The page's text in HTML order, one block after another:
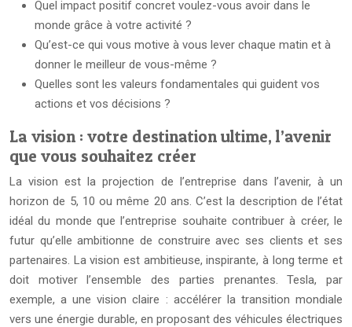
Quel impact positif concret voulez-vous avoir dans le
monde grâce à votre activité ?
Qu’est-ce qui vous motive à vous lever chaque matin et à
donner le meilleur de vous-même ?
Quelles sont les valeurs fondamentales qui guident vos
actions et vos décisions ?
La vision : votre destination ultime, l’avenir
que vous souhaitez créer
La vision est la projection de l’entreprise dans l’avenir, à un
horizon de 5, 10 ou même 20 ans. C’est la description de l’état
idéal du monde que l’entreprise souhaite contribuer à créer, le
futur qu’elle ambitionne de construire avec ses clients et ses
partenaires. La vision est ambitieuse, inspirante, à long terme et
doit motiver l’ensemble des parties prenantes. Tesla, par
exemple, a une vision claire : accélérer la transition mondiale
vers une énergie durable, en proposant des véhicules électriques